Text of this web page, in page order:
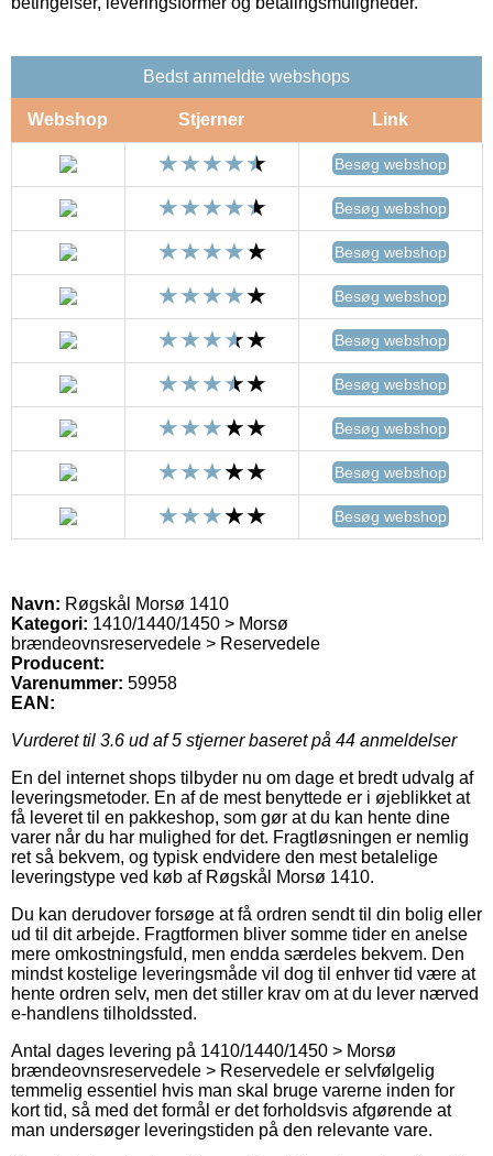
Bedst anmeldte webshops
Webshop Stjerner Link
Besøg webshop
Besøg webshop
Besøg webshop
Besøg webshop
Besøg webshop
Besøg webshop
Besøg webshop
Besøg webshop
Besøg webshop
Navn: Røgskål Morsø 1410
Kategori: 1410/1440/1450 > Morsø
brændeovnsreservedele > Reservedele
Producent:
Varenummer: 59958
EAN:
Vurderet til 3.6 ud af 5 stjerner baseret på 44 anmeldelser
En del internet shops tilbyder nu om dage et bredt udvalg af
leveringsmetoder. En af de mest benyttede er i øjeblikket at
få leveret til en pakkeshop, som gør at du kan hente dine
varer når du har mulighed for det. Fragtløsningen er nemlig
ret så bekvem, og typisk endvidere den mest betalelige
leveringstype ved køb af Røgskål Morsø 1410.
Du kan derudover forsøge at få ordren sendt til din bolig eller
ud til dit arbejde. Fragtformen bliver somme tider en anelse
mere omkostningsfuld, men endda særdeles bekvem. Den
mindst kostelige leveringsmåde vil dog til enhver tid være at
hente ordren selv, men det stiller krav om at du lever nærved
e-handlens tilholdssted.
Antal dages levering på 1410/1440/1450 > Morsø
brændeovnsreservedele > Reservedele er selvfølgelig
temmelig essentiel hvis man skal bruge varerne inden for
kort tid, så med det formål er det forholdsvis afgørende at
man undersøger leveringstiden på den relevante vare.